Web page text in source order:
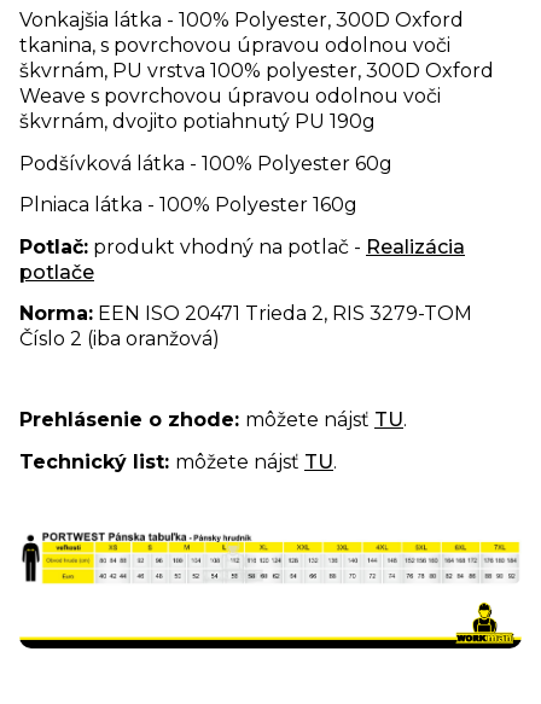
Vonkajšia látka - 100% Polyester, 300D Oxford
tkanina, s povrchovou úpravou odolnou voči
škvrnám, PU vrstva 100% polyester, 300D Oxford
Weave s povrchovou úpravou odolnou voči
škvrnám, dvojito potiahnutý PU 190g
Podšívková látka - 100% Polyester 60g
Plniaca látka - 100% Polyester 160g
Potlač: produkt vhodný na potlač - Realizácia
potlače
Norma: EEN ISO 20471 Trieda 2, RIS 3279-TOM
Číslo 2 (iba oranžová)
Prehlásenie o zhode: môžete nájsť TU.
Technický list: môžete nájsť TU.